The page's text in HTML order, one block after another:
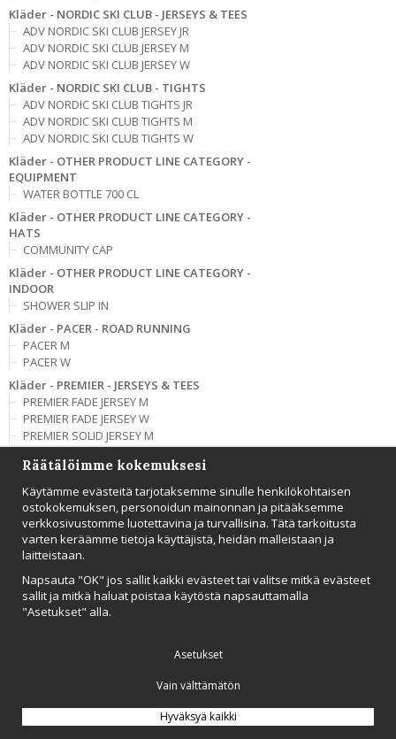
Kläder - NORDIC SKI CLUB - JERSEYS & TEES
ADV NORDIC SKI CLUB JERSEY JR
ADV NORDIC SKI CLUB JERSEY M
ADV NORDIC SKI CLUB JERSEY W
Kläder - NORDIC SKI CLUB - TIGHTS
ADV NORDIC SKI CLUB TIGHTS JR
ADV NORDIC SKI CLUB TIGHTS M
ADV NORDIC SKI CLUB TIGHTS W
Kläder - OTHER PRODUCT LINE CATEGORY -
EQUIPMENT
WATER BOTTLE 700 CL
Kläder - OTHER PRODUCT LINE CATEGORY -
HATS
COMMUNITY CAP
Kläder - OTHER PRODUCT LINE CATEGORY -
INDOOR
SHOWER SLIP IN
Kläder - PACER - ROAD RUNNING
PACER M
PACER W
Kläder - PREMIER - JERSEYS & TEES
PREMIER FADE JERSEY M
PREMIER FADE JERSEY W
PREMIER SOLID JERSEY M
PREMIER SOLID JERSEY W
Kläder - PREMIER - SHORTS
PREMIER SHORTS M
PREMIER SHORTS W
Kläder - PRO CONTROL - BAGS
PRO CONTROL 2 LAYER EQUIPMENT BIG BAG
PRO CONTROL BALL BAG
PRO CONTROL EQUIPMENT BAG
Kläder - PRO CONTROL - JACKETS & VESTS
PRO CONTROL HOOD JACKET JR
PRO CONTROL HOOD JACKET M
Räätälöimme kokemuksesi
Käytämme evästeitä tarjotaksemme sinulle henkilökohtaisen
ostokokemuksen, personoidun mainonnan ja pitääksemme
verkkosivustomme luotettavina ja turvallisina. Tätä tarkoitusta
varten keräämme tietoja käyttäjistä, heidän malleistaan ​​ja
laitteistaan.
Napsauta "OK" jos sallit kaikki evästeet tai valitse mitkä evästeet
sallit ja mitkä haluat poistaa käytöstä napsauttamalla
"Asetukset" alla.
Asetukset
Vain välttämätön
Hyväksyä kaikki